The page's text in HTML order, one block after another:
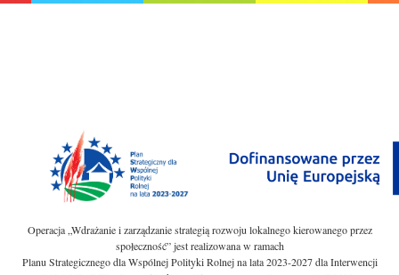
Operacja „Wdrażanie i zarządzanie strategią rozwoju lokalnego kierowanego przez
społeczność” jest realizowana w ramach
Planu Strategicznego dla Wspólnej Polityki Rolnej na lata 2023-2027 dla Interwencji